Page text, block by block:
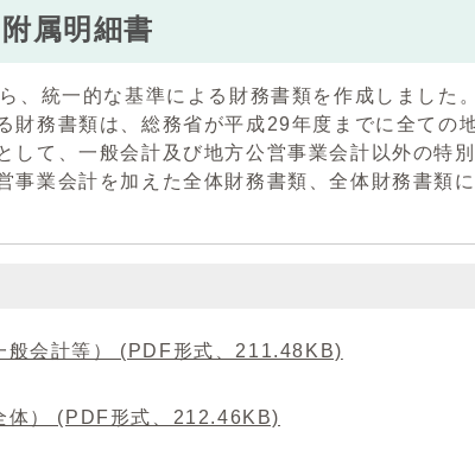
属明細書
、統一的な基準による財務書類を作成しました。
財務書類は、総務省が平成29年度までに全ての
して、一般会計及び地方公営事業会計以外の特
事業会計を加えた全体財務書類、全体財務書類
般会計等） (PDF形式、211.48KB)
体） (PDF形式、212.46KB)